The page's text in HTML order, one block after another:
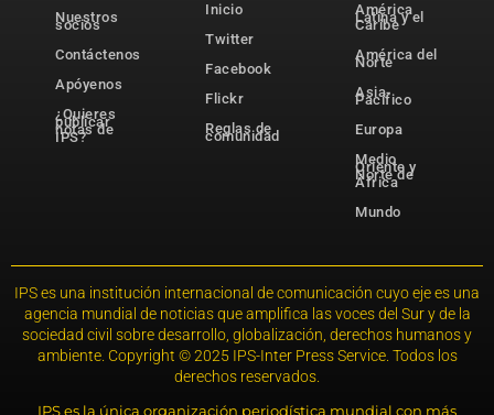
Nuestros
socios
Contáctenos
Apóyenos
¿Quieres
publicar
notas de
IPS?
Inicio
Twitter
Facebook
Flickr
Reglas de
comunidad
América
Latina y el
Caribe
América del
Norte
Asia-
Pacífico
Europa
Medio
Oriente y
Norte de
África
Mundo
IPS es una institución internacional de comunicación cuyo eje es una
agencia mundial de noticias que amplifica las voces del Sur y de la
sociedad civil sobre desarrollo, globalización, derechos humanos y
ambiente. Copyright © 2025 IPS-Inter Press Service. Todos los
derechos reservados.
IPS es la única organización periodística mundial con más